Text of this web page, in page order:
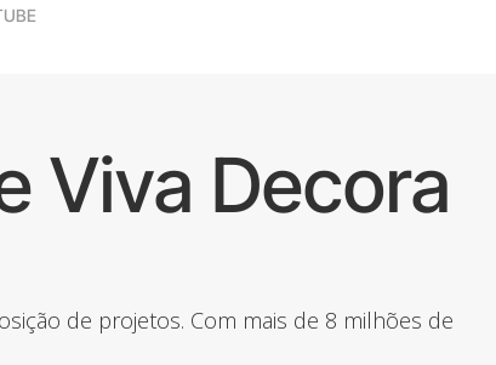
Viva Decora
de projetos. Com mais de 8 milhões de